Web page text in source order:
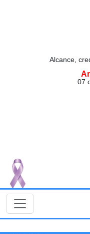
Alcance,
07